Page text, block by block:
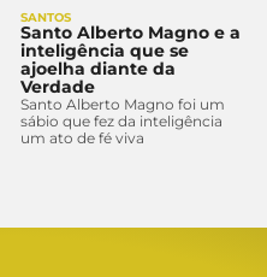
SANTOS
Santo Alberto Magno e a
inteligência que se
ajoelha diante da
Verdade
Santo Alberto Magno foi um
sábio que fez da inteligência
um ato de fé viva